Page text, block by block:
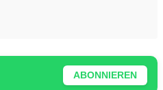
ABONNIEREN